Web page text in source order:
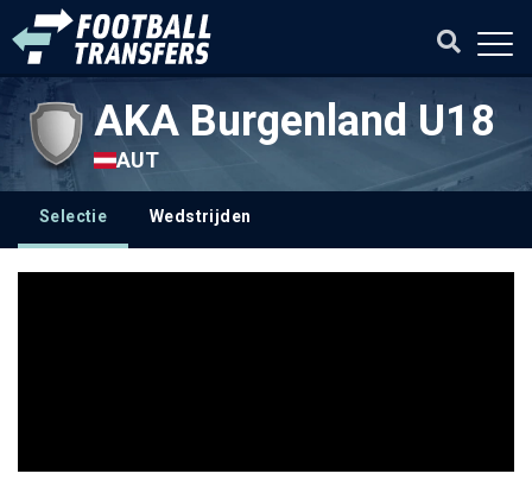
AKA Burgenland U18
AUT
Selectie Wedstrijden